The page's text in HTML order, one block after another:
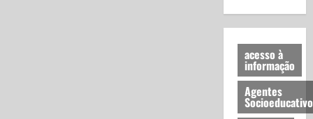
acesso à
informação
Agentes